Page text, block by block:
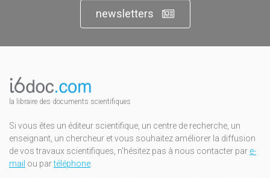
newsletters
la libraire des documents scientifiques
Si vous êtes un éditeur scientifique, un centre de recherche, un
enseignant, un chercheur et vous souhaitez améliorer la diffusion
de vos travaux scientifiques, n'hésitez pas à nous contacter par e-
mail ou partéléphone